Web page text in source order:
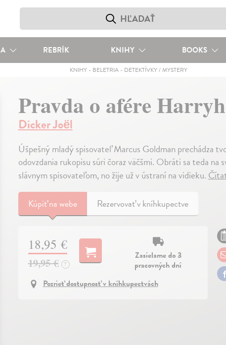
REBRÍK KNIHY BOOKS
KNIHY- BELETRIA- DETEKTÍVKY / MYSTERY
Pravda o afére
Dicker Joël
Úšpešný mladý spisovateľ Marcus Goldman prechádza
odovzdania rukopisu súri čoraz väčšmi. Obráti sa teda
slávnym spisovateľom, no žije už v ústraní na vidieku.
Kúpiťna webe Rezervovať v kníhkupectve
18,95 €
19,95 € ?
Zasielame do 3
pracovných dní
Pozrieť dostupnosť v kníhkupectvách